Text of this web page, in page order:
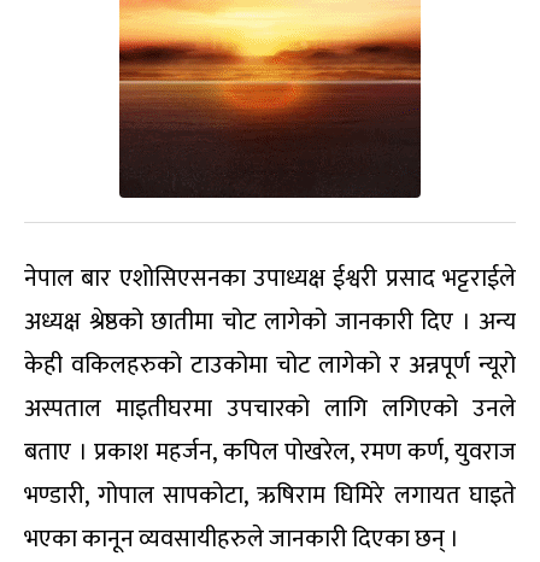
नेपाल बार एशोसिएसनका उपाध्यक्ष ईश्वरी प्रसाद भट्टराईले
अध्यक्ष श्रेष्ठको छातीमा चोट लागेको जानकारी दिए । अन्य
केही वकिलहरुको टाउकोमा चोट लागेको र अन्नपूर्ण न्यूरो
अस्पताल माइतीघरमा उपचारको लागि लगिएको उनले
बताए । प्रकाश महर्जन, कपिल पोखरेल, रमण कर्ण, युवराज
भण्डारी, गोपाल सापकोटा, ऋषिराम घिमिरे लगायत घाइते
भएका कानून व्यवसायीहरुले जानकारी दिएका छन् ।